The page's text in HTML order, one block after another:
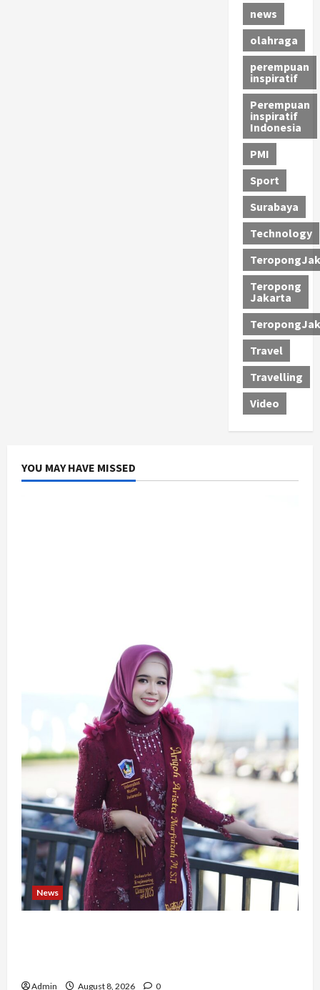
news
olahraga
perempuan
inspiratif
Perempuan
inspiratif
Indonesia
PMI
Sport
Surabaya
Technology
Teropong
Jakarta
Travel
Travelling
Video
YOU MAY HAVE MISSED
News
Admin August 8, 2026 0